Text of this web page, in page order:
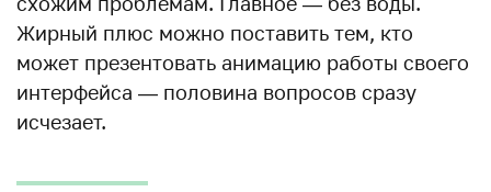
Жирный плюс можно поставить тем, кто
может презентовать анимацию работы своего
интерфейса — половина вопросов сразу
исчезает.